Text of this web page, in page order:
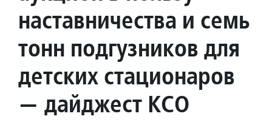
наставничества и семь
тонн подгузников для
детских стационаров
— дайджест КСО